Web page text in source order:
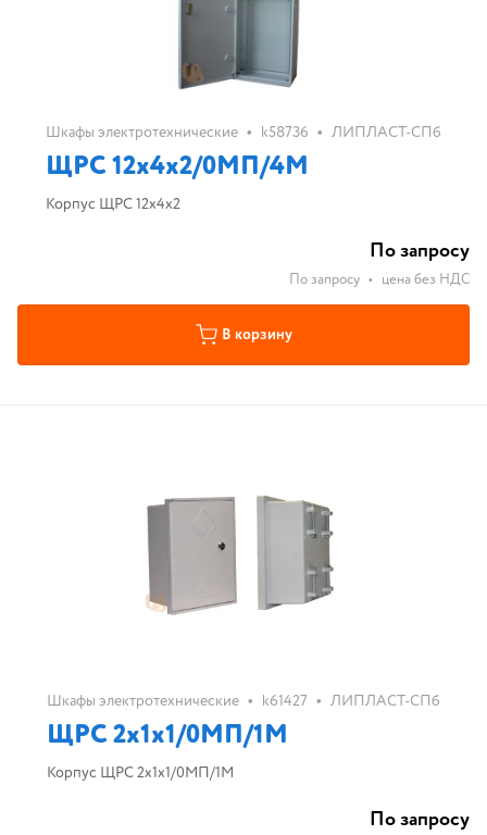
Шкафы электротехнические • k58736 • ЛИПЛАСТ-СПб
ЩРС 12х4х2/0МП/4М
Корпус ЩРС 12х4х2
По запросу
По запросу • цена без НДС
В корзину
Шкафы электротехнические • k61427 • ЛИПЛАСТ-СПб
ЩРС 2х1х1/0МП/1М
Корпус ЩРС 2х1х1/0МП/1М
По запросу